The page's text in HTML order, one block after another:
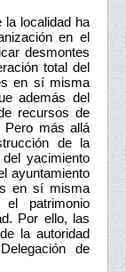
la localidad ha
en el
desmontes
total del
en sí misma
además del
recursos de
Pero más allá
de la
yacimiento
ayuntamiento
en sí misma
el patrimonio
Por ello, las
la autoridad
de